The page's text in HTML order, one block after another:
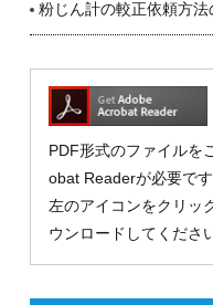
粉じん計の較正依頼方法
PDF形式のファイルを
obat Readerが必要です
左のアイコンをクリッ
ウンロードしてくださ